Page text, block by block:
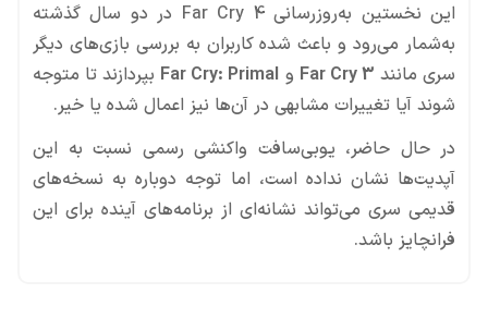
این نخستین به‌روزرسانی Far Cry 4 در دو سال گذشته
به‌شمار می‌رود و باعث شده کاربران به بررسی بازی‌های دیگر
سری مانند Far Cry 3 و Far Cry: Primal بپردازند تا متوجه
شوند آیا تغییرات مشابهی در آن‌ها نیز اعمال شده یا خیر.
در حال حاضر، یوبی‌سافت واکنشی رسمی نسبت به این
آپدیت‌ها نشان نداده است، اما توجه دوباره به نسخه‌های
قدیمی سری می‌تواند نشانه‌ای از برنامه‌های آینده برای این
فرانچایز باشد.